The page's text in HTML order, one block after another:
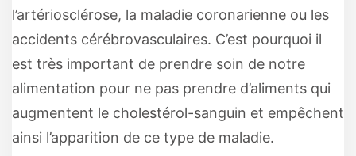
l’artériosclérose, la maladie coronarienne ou les
accidents cérébrovasculaires. C’est pourquoi il
est très important de prendre soin de notre
alimentation pour ne pas prendre d’aliments qui
augmentent le cholestérol-sanguin et empêchent
ainsi l’apparition de ce type de maladie.